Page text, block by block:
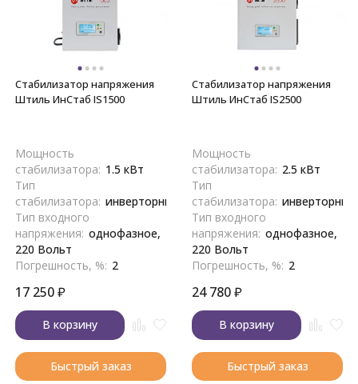
Стабилизатор напряжения
Штиль ИнСтаб IS1500
Мощность
стабилизатора: 1.5 кВт
Тип
стабилизатора: инверторный
Тип входного
напряжения: однофазное,
220 Вольт
Погрешность, %: 2
17 250₽
В корзину
Быстрый заказ
Стабилизатор напряжения
Штиль ИнСтаб IS2500
Мощность
стабилизатора: 2.5 кВт
Тип
стабилизатора: инверторный
Тип входного
напряжения: однофазное,
220 Вольт
Погрешность, %: 2
24 780₽
В корзину
Быстрый заказ